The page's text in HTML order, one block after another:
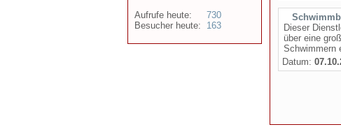
Aufrufe heute:
Besucher heute:
730
163
Dieser
über eine
Schwimmern
Datum: